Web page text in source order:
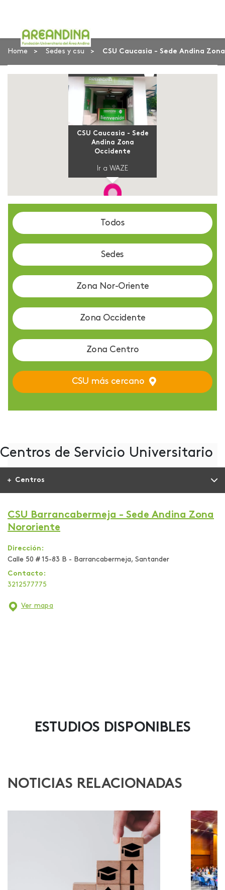
Home Sedes y csu CSU Caucasia - Sede Andina
CSU Caucasia - Sede
Andina Zona
Occidente
Ir a WAZE
Todos
Sedes
Zona Nor-Oriente
Zona Occidente
Zona Centro
CSU más cercano
Centros de Servicio Universitario
Centros
CSU Barrancabermeja - Sede Andina Zona
Nororiente
Dirección:
Calle 50 # 15-83 B - Barrancabermeja, Santander
Contacto:
3212577775
Ver mapa
ESTUDIOS DISPONIBLES
NOTICIAS RELACIONADAS